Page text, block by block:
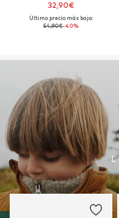
32,90€
Último precio más bajo:
54,90€-40%